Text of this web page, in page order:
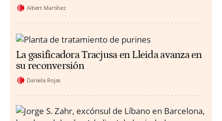
Albert Martínez
La gasificadora Tracjusa en Lleida avanza en
su reconversión
Daniela Rojas